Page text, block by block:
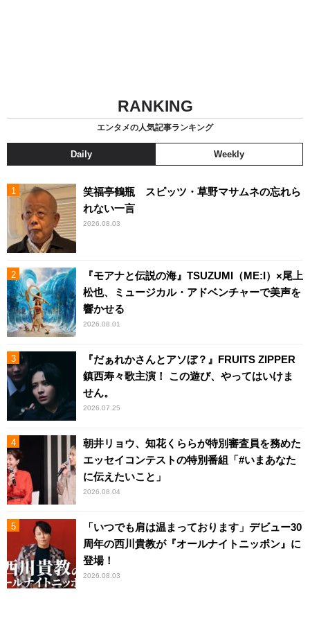
RANKING
エンタメの人気記事ランキング
Daily Weekly
笑福亭鶴瓶 スピッツ・草野マサムネの忘れら
れない一言
2026.08.03
『モアナと伝説の海』TSUZUMI（ME:I）×尾上
松也、ミュージカル・アドベンチャーで美声を
響かせる
2026.08.01
『だぁれかさんとアソぼ？』FRUITS ZIPPER
鎮西寿々歌主演！ この遊び、やってはいけま
せん。
2026.07.25
朝井リョウ、知花くららが特別審査員を務めた
エッセイコンテストの特別番組「#いまあなた
に伝えたいこと」
2026.08.04
「いつでも肩は温まっております」デビュー30
周年の西川貴教が『オールナイトニッポン』に
登場！
2026.08.03